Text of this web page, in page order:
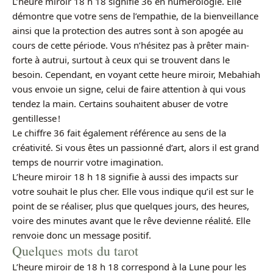
démontre que votre sens de l’empathie, de la bienveillance
ainsi que la protection des autres sont à son apogée au
cours de cette période. Vous n’hésitez pas à prêter main-
forte à autrui, surtout à ceux qui se trouvent dans le
besoin. Cependant, en voyant cette heure miroir, Mebahiah
vous envoie un signe, celui de faire attention à qui vous
tendez la main. Certains souhaitent abuser de votre
gentillesse !
Le chiffre 36 fait également référence au sens de la
créativité. Si vous êtes un passionné d’art, alors il est grand
temps de nourrir votre imagination.
L’heure miroir 18 h 18 signifie à aussi des impacts sur
votre souhait le plus cher. Elle vous indique qu’il est sur le
point de se réaliser, plus que quelques jours, des heures,
voire des minutes avant que le rêve devienne réalité. Elle
renvoie donc un message positif.
Quelques mots du tarot
L’heure miroir de 18 h 18 correspond à la Lune pour les